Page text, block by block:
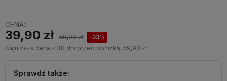
CENA:
39,90 zł 59,90 zł -33%
Najniższa cena z 30 dni przed obniżką: 59,90 zł
Sprawdź także: